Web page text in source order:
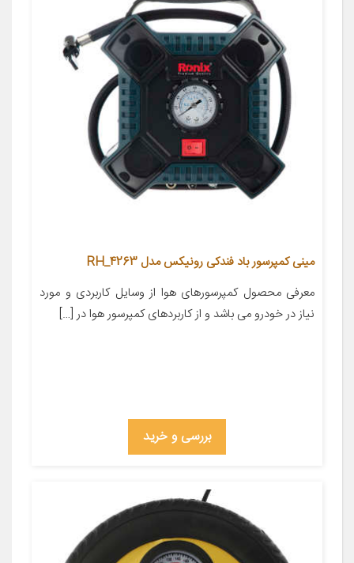
مینی کمپرسور باد فندکی رونیکس مدل RH_4263
معرفی محصول کمپرسورهای هوا از وسایل کاربردی و مورد
نیاز در خودرو می باشد و از کاربردهای کمپرسور هوا در […]
بررسی و خرید